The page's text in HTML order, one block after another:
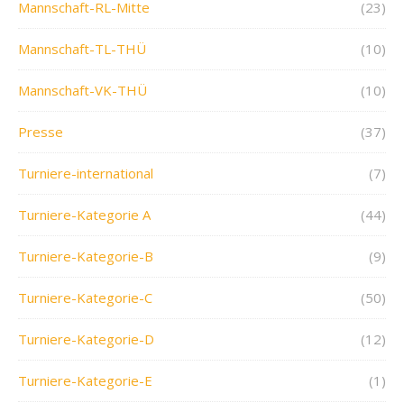
Mannschaft-RL-Mitte (23)
Mannschaft-TL-THÜ (10)
Mannschaft-VK-THÜ (10)
Presse (37)
Turniere-international (7)
Turniere-Kategorie A (44)
Turniere-Kategorie-B (9)
Turniere-Kategorie-C (50)
Turniere-Kategorie-D (12)
Turniere-Kategorie-E (1)